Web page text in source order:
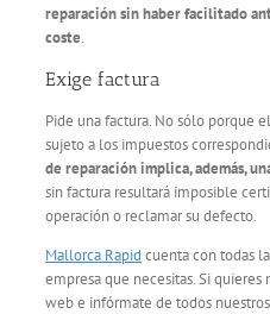
reparación sin haber facilitado
coste.
Exige factura
Pide una factura. No sólo porque
sujeto a los impuestos
de reparación implica, además,
sin factura resultará imposible
operación o reclamar su defecto.
Mallorca Rapid cuenta con todas
empresa que necesitas. Si
web e infórmate de todos nuestros